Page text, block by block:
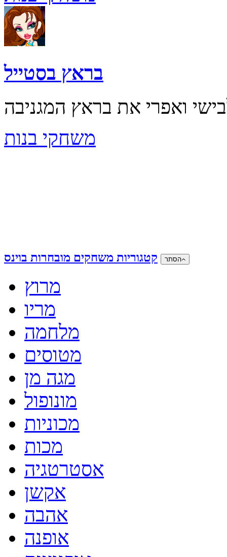
בראץ בסטייל
משחקי בנות
קטגוריות משחקים מובחרות בוינס הסתר
מרוץ
מריו
מלחמה
מטוסים
מגה מן
מונופול
מכוניות
מכות
אסטרטגיה
אקשן
אהבה
אופנה